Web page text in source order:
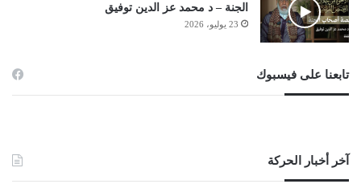
الجنة – د محمد عز الدين توفيق
23 يوليو، 2026
تابعنا على فيسبوك
آخر أخبار الحركة